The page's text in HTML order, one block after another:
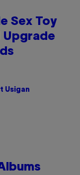
Sex Toy
Upgrade
Usigan